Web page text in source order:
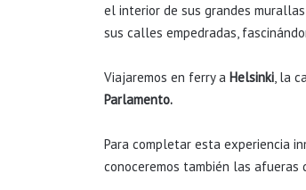
el interior de sus grandes
sus calles empedradas,
Viajaremos en ferry a Helsinki, la
Parlamento.
Para completar esta experiencia
conoceremos también las